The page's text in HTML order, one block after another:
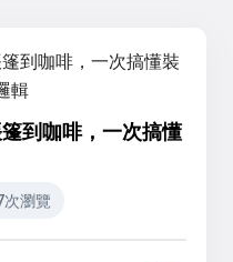
到咖啡，一次搞懂
次瀏覽